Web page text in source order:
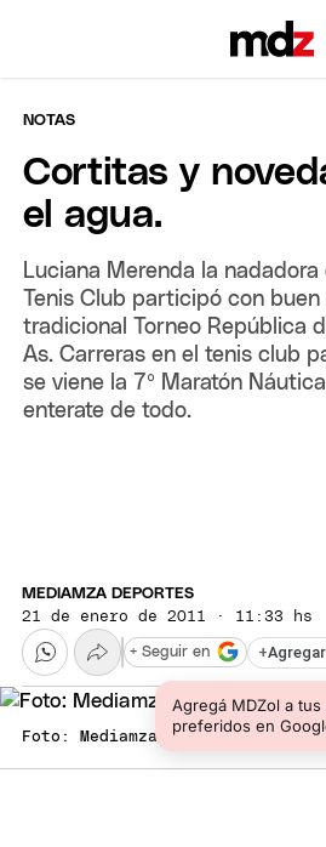
NOTAS
Cortitas y
el agua.
Luciana Merenda la nadadora
Tenis Club participó con
tradicional Torneo República
As. Carreras en el tenis club
se viene la 7º Maratón
enterate de todo.
MEDIAMZA DEPORTES
21 de enero de 2011 · 11:33 hs
+
Agregá MDZol a tus
preferidos en
+ Seguir en
Foto: Mediamza.com